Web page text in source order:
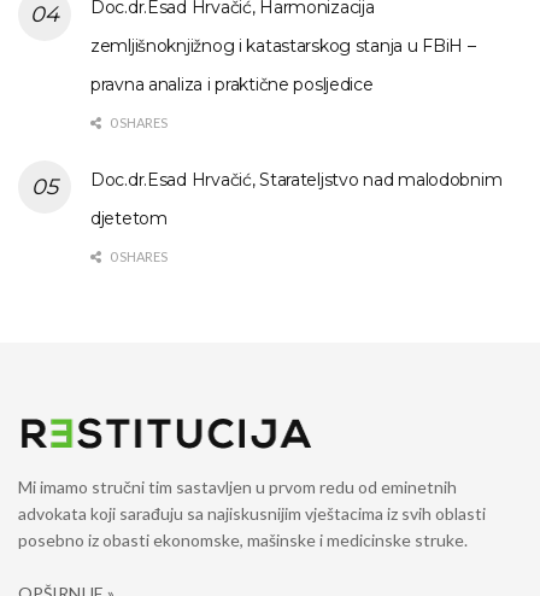
Doc.dr.Esad Hrvačić, Harmonizacija
zemljišnoknjižnog i katastarskog stanja u FBiH –
pravna analiza i praktične posljedice
0 SHARES
Doc.dr.Esad Hrvačić, Starateljstvo nad malodobnim
djetetom
0 SHARES
Mi imamo stručni tim sastavljen u prvom redu od eminetnih
advokata koji sarađuju sa najiskusnijim vještacima iz svih oblasti
posebno iz obasti ekonomske, mašinske i medicinske struke.